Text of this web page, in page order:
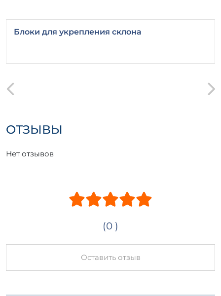
Блоки для укрепления склона
ОТЗЫВЫ
Нет отзывов
(0 )
Оставить отзыв